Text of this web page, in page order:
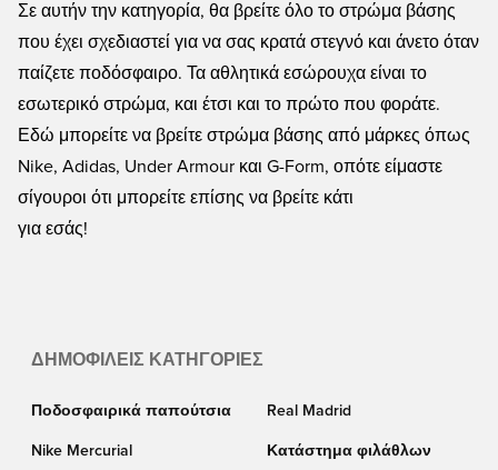
Σε αυτήν την κατηγορία, θα βρείτε όλο το στρώμα βάσης
που έχει σχεδιαστεί για να σας κρατά στεγνό και άνετο όταν
παίζετε ποδόσφαιρο. Τα αθλητικά εσώρουχα είναι το
εσωτερικό στρώμα, και έτσι και το πρώτο που φοράτε.
Εδώ μπορείτε να βρείτε στρώμα βάσης από μάρκες όπως
Nike, Adidas, Under Armour και G-Form, οπότε είμαστε
σίγουροι ότι μπορείτε επίσης να βρείτε κάτι
για εσάς!
ΔΗΜΟΦΙΛΕΊΣ ΚΑΤΗΓΟΡΊΕΣ
Ποδοσφαιρικά παπούτσια Real Madrid
Nike Mercurial Κατάστημα φιλάθλων